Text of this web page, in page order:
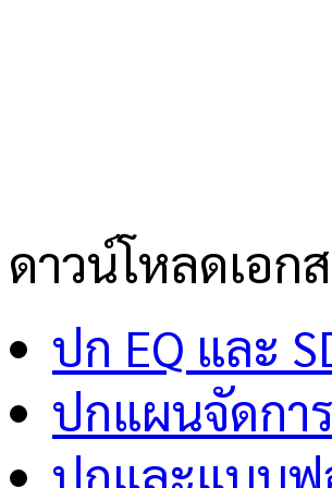
ดาวน์โหลดเอก
ปก EQ และ
ปกแผนจัดกา